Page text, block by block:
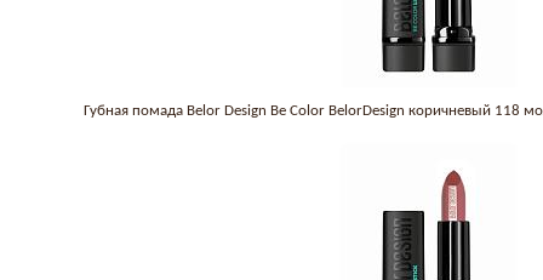
Губная помада Belor Design Be Color BelorDesign коричневый 118